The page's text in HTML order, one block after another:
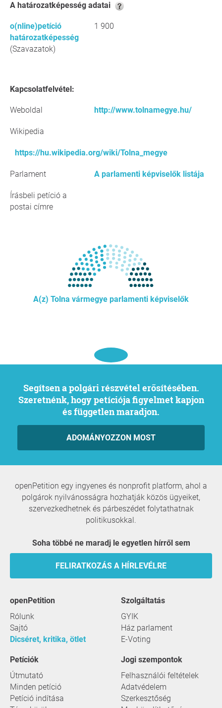
A határozatképesség adatai
o(nline)petíció
határozatképesség
(Szavazatok)
1 900
Kapcsolatfelvétel:
Weboldal http://www.tolnamegye.hu/
Wikipedia
https://hu.wikipedia.org/wiki/Tolna_megye
Parlament A parlamenti képviselők listája
Írásbeli petíció a
postai címre
A(z) Tolna vármegye parlamenti képviselők
Segítsen a polgári részvétel erősítésében.
Szeretnénk, hogy petíciója figyelmet kapjon
és független maradjon.
ADOMÁNYOZZON MOST
openPetition egy ingyenes és nonprofit platform, ahol a
polgárok nyilvánosságra hozhatják közös ügyeiket,
szervezkedhetnek és párbeszédet folytathatnak
politikusokkal.
Soha többé ne maradj le egyetlen hírről sem
FELIRATKOZÁS A HÍRLEVÉLRE
openPetition
Rólunk
Sajtó
Dicséret, kritika, ötlet
szolgáltatás
GYIK
Ház parlament
E-Voting
Petíciók
Útmutató
Minden petíció
Petíció indítása
Jogi szempontok
Felhasználói feltételek
Adatvédelem
Szerkesztőség